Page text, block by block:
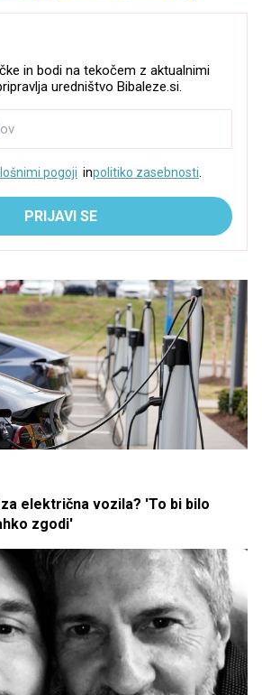
in bodi na tekočem z aktualnimi
uredništvo Bibaleze.si.
pogoji inpolitiko zasebnosti.
PRIJAVI SE
električna vozila? 'To bi bilo
zgodi'